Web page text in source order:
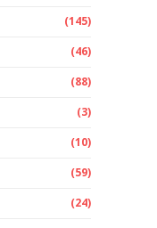
(145)
(46)
(88)
(3)
(10)
(59)
(24)